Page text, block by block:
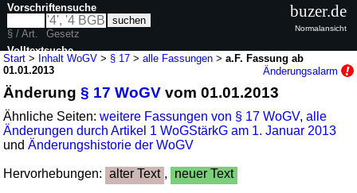
Start > Inhalt WoGV > § 17 >alle Fassungen >a.F. Fassung ab
01.01.2013
Änderungsalarm
Änderung§ 17 WoGV vom 01.01.2013
Ähnliche Seiten:weitere Fassungen von § 17 WoGV,alle
Änderungen durch Artikel 1 WoGStärkG am 1. Januar 2013
undÄnderungshistorie der WoGV
Hervorhebungen: alter Text , neuer Text
Vorschriftensuche
§ / Art.
Gesetz
Volltextsuche
buzer.de
Normalansicht